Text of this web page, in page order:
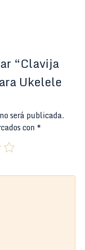
“Clavija
Ukelele
será publicada.
con *